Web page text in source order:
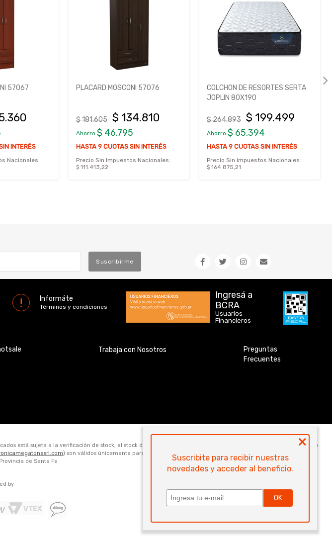
57067
INTERÉS
Nacionales:
PLACARD MOSCONI 57076
$ 181.605 $ 134.810
Ahorro $ 46.795
HASTA 9 CUOTAS SIN INTERÉS
Precio Sin Impuestos Nacionales:
$ 111.413,22
COLCHON DE RESORTES SERTA
JOPLIN 80X190
$ 264.893 $ 199.499
Ahorro $ 65.394
HASTA 9 CUOTAS SIN INTERÉS
Precio Sin Impuestos Nacionales:
$ 164.875,21
Suscribirme
Informáte
Términos y condiciones
Ingresá a
BCRA
Usuarios
Financieros
Trabaja con Nosotros
Preguntas
Frecuentes
×
Suscribite para recibir nuestras
novedades y acceder al beneficio.
OK
está sujeta a la verificación de stock, el stock disponible para la venta web de cada código es de 5 unidades. Los
) son válidos únicamente para la compra online. Las especificaciones técnicas y descripciones
de Santa Fe
by